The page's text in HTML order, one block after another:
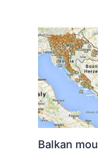
Balkan